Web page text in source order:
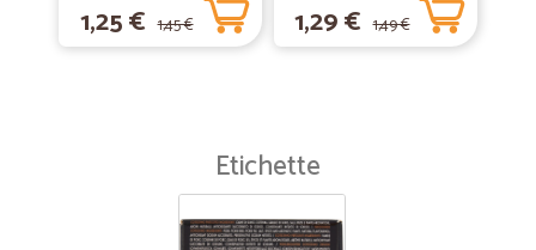
1,25 € 1,45 € 1,29 € 1,49 €
Etichette